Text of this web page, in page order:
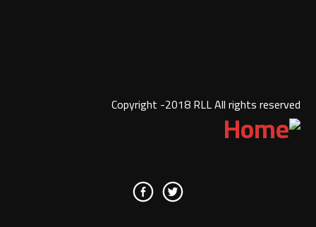
Copyright -2018 RLL All rights reserved